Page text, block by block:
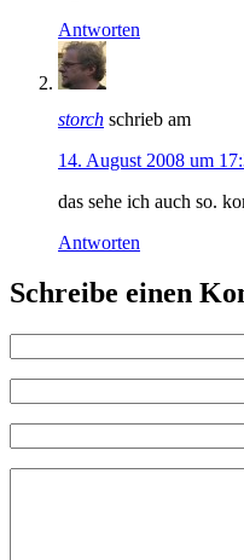
Antworten
storch schrieb am
14. August 2008 um
das sehe ich auch so.
Antworten
Schreibe einen